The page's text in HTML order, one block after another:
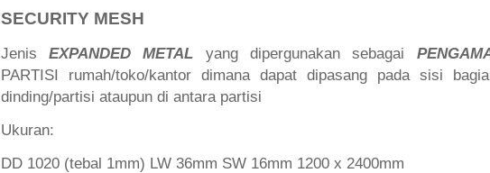
SECURITY MESH
Jenis EXPANDED METAL yang dipergunakan sebagai
PARTISI rumah/toko/kantor dimana dapat dipasang pada sisi
dinding/partisi ataupun di antara partisi
Ukuran:
DD 1020 (tebal 1mm) LW 36mm SW 16mm 1200 x 2400mm